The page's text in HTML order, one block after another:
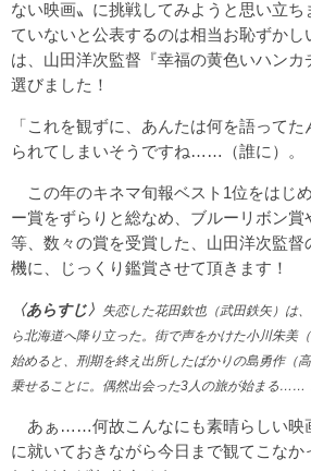
ない映画〟に挑戦してみようと思い立ち
ていないと公表するのは相当お恥ずか
は、山田洋次監督『幸福の黄色いハンカ
選びました！
「これを観ずに、あんたは何を語って
られてしまいそうですね……（誰に）。
この年のキネマ旬報ベスト1位をはじ
ー賞をずらりと総なめ、ブルーリボン
等、数々の賞を受賞した、山田洋次監督
機に、じっくり鑑賞させて頂きます！
〈あらすじ〉
失恋した花田欽也（武田鉄矢）は
ら北海道へ降り立った。街で声をかけた小川朱美
始めると、刑期を終え出所したばかりの島勇作（
乗せることに。偶然出会った3人の旅が始まる……
あぁ……何故こんなにも素晴らしい映
に就いておきながら今日まで観てこな